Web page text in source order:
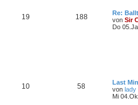
19 188
Re:
von Sir
Do
10 58
Last
von lady
Mi